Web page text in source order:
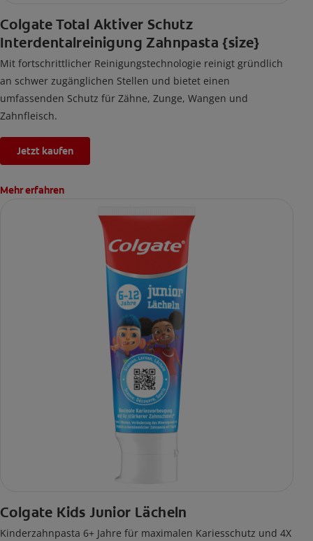
Colgate Total Aktiver Schutz
Interdentalreinigung Zahnpasta {size}
Mit fortschrittlicher Reinigungstechnologie reinigt gründlich
an schwer zugänglichen Stellen und bietet einen
umfassenden Schutz für Zähne, Zunge, Wangen und
Zahnfleisch.
Jetzt kaufen
Mehr erfahren
Colgate Kids Junior Lächeln
Kinderzahnpasta 6+ Jahre für maximalen Kariesschutz und 4X